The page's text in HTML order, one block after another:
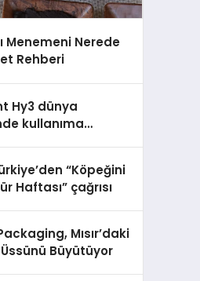
Menemeni Nerede
Rehberi
Hy3 dünya
kullanıma
“Köpeğini
Haftası” çağrısı
Mısır’daki
Büyütüyor